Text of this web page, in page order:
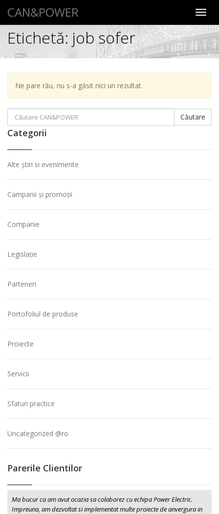
CAN&POWER
Etichetă: job sofer
Ne pare rău, nu s-a găsit nici un rezultat.
Căutare: Căutare
Categorii
Alte știri si evenimente
Campanii și promoții
Companie
Legislație
Parteneri
Portofoliul de produse
Proiecte
Servicii
Sfaturi practice
Uncategorized @ro
Parerile Clientilor
Ma bucur ca am avut ocazia sa colaborez cu echipa Power Electric.
Impreuna, am dezvoltat si implementat multe proiecte de anvergura in